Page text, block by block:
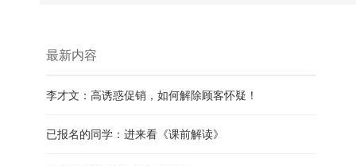
最新内容
李才文：高诱惑促销，如何解除顾客怀疑！
已报名的同学：进来看《课前解读》